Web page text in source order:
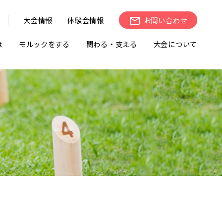
大会情報 体験会情報 お問い合わせ
モルックをする 関わる・支える 大会について